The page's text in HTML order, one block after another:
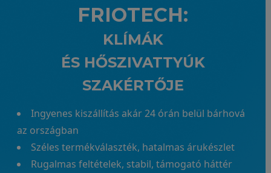
FRIOTECH:
KLÍMÁK
ÉS HŐSZIVATTYÚK
SZAKÉRTŐJE
Ingyenes kiszállítás akár 24 órán belül bárhová
az országban
Széles termékválaszték, hatalmas árukészlet
Rugalmas feltételek, stabil, támogató háttér